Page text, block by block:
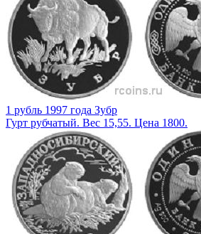
1 рубль 1997 года Зубр
Гурт рубчатый. Вес 15,55. Цена 1800.